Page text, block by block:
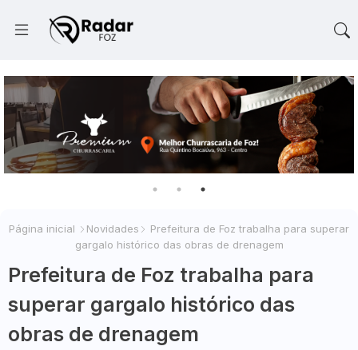
Página inicial Novidades
Prefeitura de Foz trabalha para superar
gargalo histórico das obras de drenagem
Prefeitura de Foz trabalha para
superar gargalo histórico das
obras de drenagem